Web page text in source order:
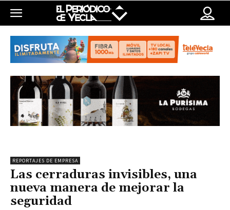
REPORTAJES DE EMPRESA
Las cerraduras invisibles, una
nueva manera de mejorar la
seguridad